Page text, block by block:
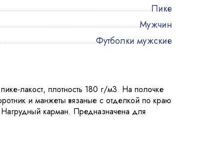
Пике
Мужчин
Футболки мужские
лакост, плотность 180 г/м3. На полочке
и манжеты вязаные с отделкой по краю
карман. Предназначена для